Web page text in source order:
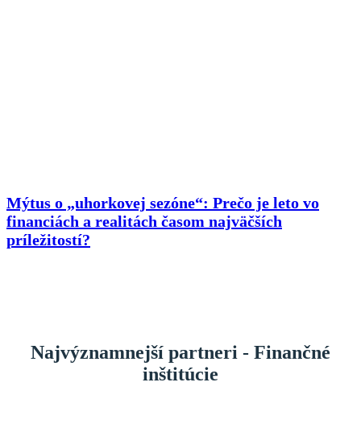
Mýtus o „uhorkovej sezóne“: Prečo je leto vo
financiách a realitách časom najväčších
príležitostí?
Najvýznamnejší partneri - Finančné
inštitúcie